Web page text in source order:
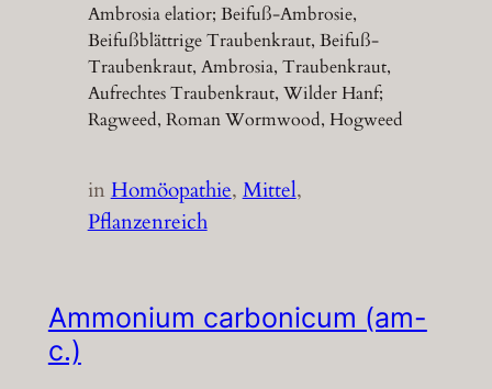
Ambrosia elatior; Beifuß-Ambrosie,
Beifußblättrige Traubenkraut, Beifuß-
Traubenkraut, Ambrosia, Traubenkraut,
Aufrechtes Traubenkraut, Wilder Hanf;
Ragweed, Roman Wormwood, Hogweed
inHomöopathie, Mittel
Pflanzenreich
Ammonium carbonicum (am-
c.)